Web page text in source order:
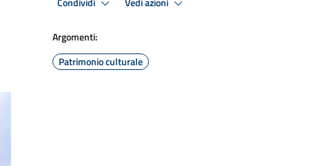
Argomenti:
Patrimonio culturale